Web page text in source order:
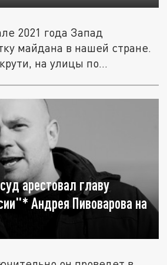
2021 года Запад
майдана в нашей стране.
на улицы по...
арестовал главу
Андрея Пивоварова на